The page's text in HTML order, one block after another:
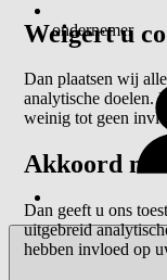
ondernemer
Weigert u
Dan plaatsen wij
analytische doelen.
weinig tot geen
Akkoord
Dan geeft u ons
uitgebreid
hebben invloed op